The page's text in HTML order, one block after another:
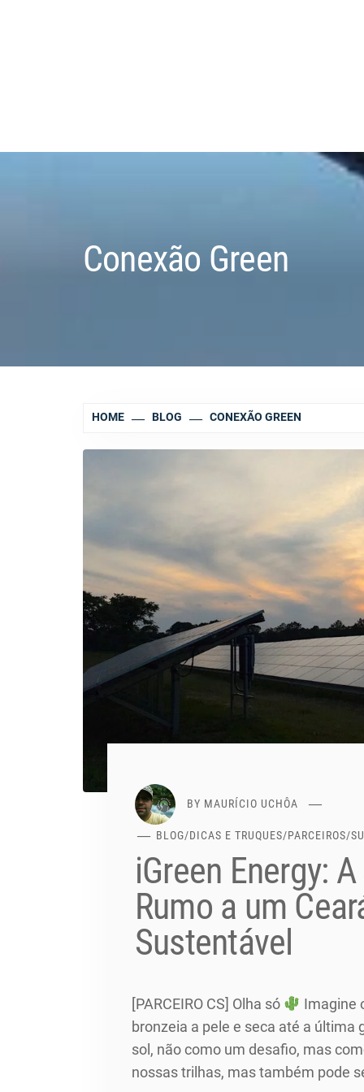
Conexão Green
HOME BLOG CONEXÃO GREEN
BY MAURÍCIO UCHÔA
BLOG/DICAS E TRUQUES/PARCEIROS/
iGreen Energy:
Rumo a um
Sustentável
[PARCEIRO CS] Olha só
Imagine
bronzeia a pele e seca até a última
sol, não como um desafio, mas
nossas trilhas, mas também pode